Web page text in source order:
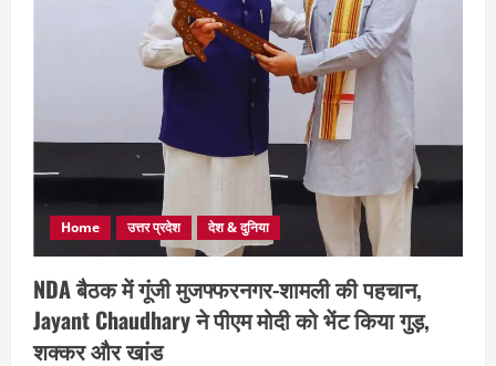
Home उत्तर प्रदेश देश & दुनिया
NDA बैठक में गूंजी मुजफ्फरनगर-शामली की पहचान,
Jayant Chaudhary ने पीएम मोदी को भेंट किया गुड़,
शक्कर और खांड